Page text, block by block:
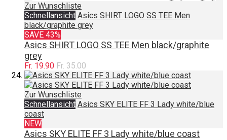
Zur Wunschliste
Schnellansicht Asics SHIRT LOGO SS TEE Men
black/graphite grey
SAVE 43%
Asics SHIRT LOGO SS TEE Men black/graphite
grey
Fr. 19.90 Fr. 35.00
Zur Wunschliste
Schnellansicht Asics SKY ELITE FF 3 Lady white/blue
coast
NEW
Asics SKY ELITE FF 3 Lady white/blue coast